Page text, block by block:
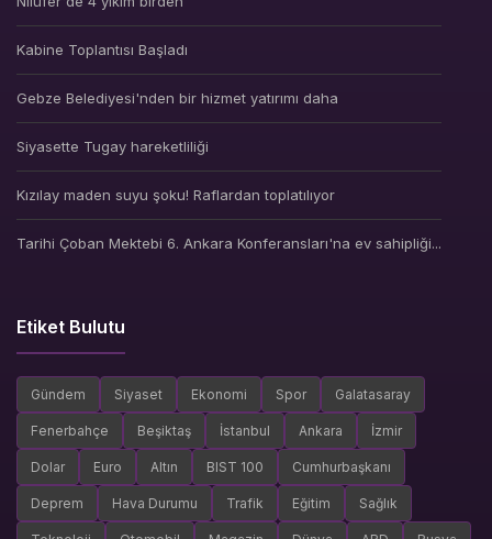
Kabine Toplantısı Başladı
Gebze Belediyesi'nden bir hizmet yatırımı daha
Siyasette Tugay hareketliliği
Kızılay maden suyu şoku! Raflardan toplatılıyor
Tarihi Çoban Mektebi 6. Ankara Konferansları'na ev sahipliği...
Etiket Bulutu
Gündem Siyaset Ekonomi Spor Galatasaray
Fenerbahçe Beşiktaş İstanbul Ankara İzmir
Dolar Euro Altın BIST 100 Cumhurbaşkanı
Deprem Hava Durumu Trafik Eğitim Sağlık